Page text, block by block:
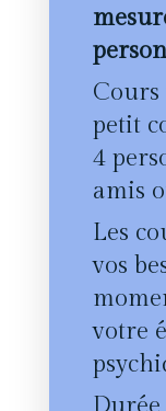
petit
4
amis
Les
vos
votre
Durée